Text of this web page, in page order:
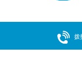
拨